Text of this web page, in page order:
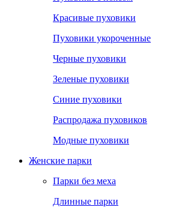
Красивые пуховики
Пуховики укороченные
Черные пуховики
Зеленые пуховики
Синие пуховики
Распродажа пуховиков
Модные пуховики
Женские парки
Парки без меха
Длинные парки